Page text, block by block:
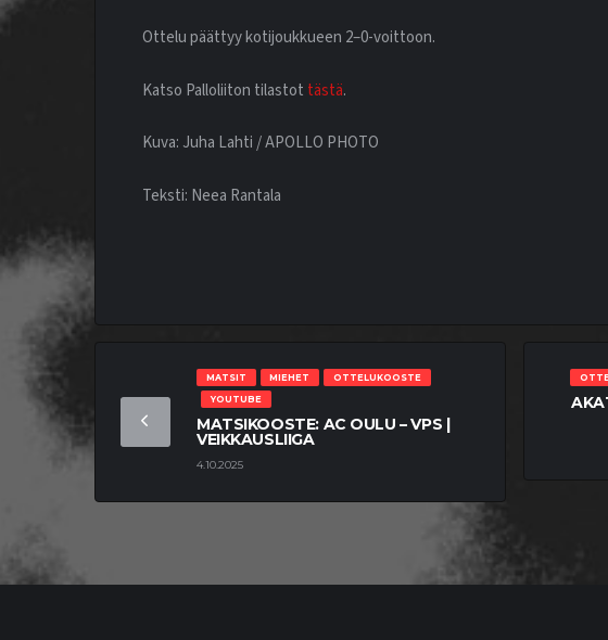
Ottelu päättyy kotijoukkueen 2–0-voittoon.
Katso Palloliiton tilastot tästä.
Kuva: Juha Lahti / APOLLO PHOTO
Teksti: Neea Rantala
MATSIT MIEHET
OTTELUKOOSTE
YOUTUBE
MATSIKOOSTE: AC OULU – VPS |
VEIKKAUSLIIGA
4.10.2025